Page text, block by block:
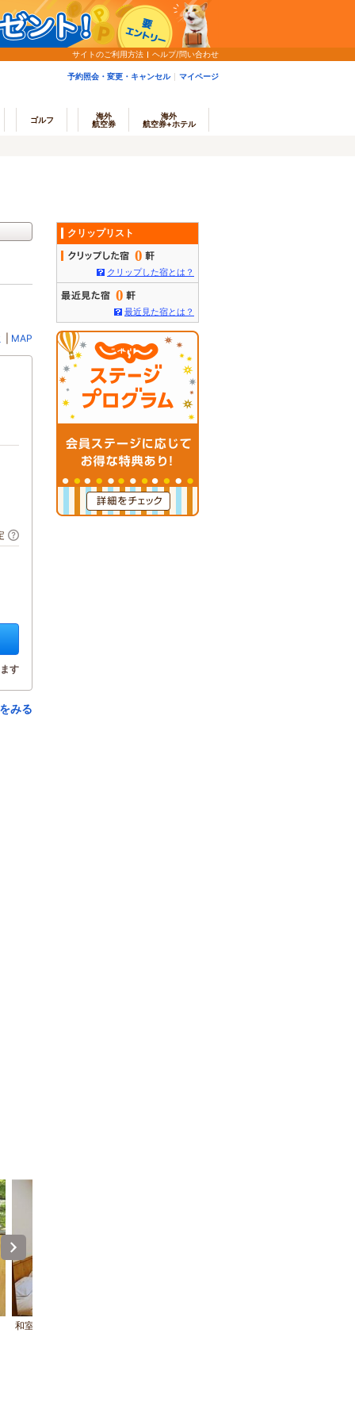
サイトのご利用方法 ヘルプ/問い合わせ
予約照会・変更・キャンセル マイページ
ゴルフ
海外
航空券
海外
航空券+ホテル
MAP
す
みる
和室10畳
クリップリスト
0
クリップした宿とは？
0
最近見た宿とは？